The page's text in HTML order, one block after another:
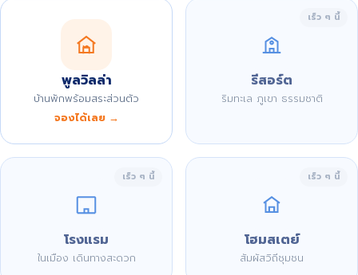
พูลวิลล่า
บ้านพักพร้อมสระส่วนตัว
จองได้เลย →
เร็ว ๆ นี้
รีสอร์ต
ริมทะเล ภูเขา ธรรมชาติ
เร็ว ๆ นี้
โรงแรม
ในเมือง เดินทางสะดวก
เร็ว ๆ นี้
โฮมสเตย์
สัมผัสวิถีชุมชน